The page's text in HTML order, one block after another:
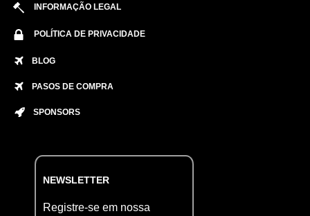
INFORMAÇÃO LEGAL
POLÍTICA DE PRIVACIDADE
BLOG
PASOS DE COMPRA
SPONSORS
NEWSLETTER
Registre-se em nossa